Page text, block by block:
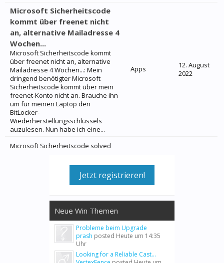
Microsoft Sicherheitscode
kommt über freenet nicht
an, alternative Mailadresse 4
Wochen...
Microsoft Sicherheitscode kommt
über freenet nicht an, alternative
Mailadresse 4 Wochen...: Mein
dringend benötigter Microsoft
Sicherheitscode kommt über mein
freenet-Konto nicht an. Brauche ihn
um für meinen Laptop den
BitLocker-
Wiederherstellungsschlüssels
auzulesen. Nun habe ich eine...
Apps
12. August
2022
Microsoft Sicherheitscode solved
Jetzt registrieren!
Neue Win Themen
Probleme beim Upgrade
prash posted Heute um 14:35
Uhr
Looking for a Reliable Cast...